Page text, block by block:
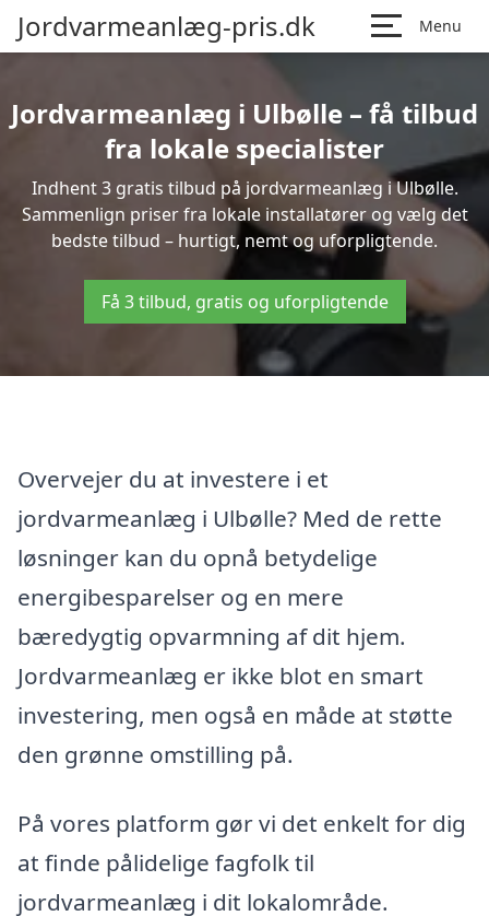
Jordvarmeanlæg-pris.dk Menu
Jordvarmeanlæg i Ulbølle – få tilbud
fra lokale specialister
Indhent 3 gratis tilbud på jordvarmeanlæg i Ulbølle.
Sammenlign priser fra lokale installatører og vælg det
bedste tilbud – hurtigt, nemt og uforpligtende.
Få 3 tilbud, gratis og uforpligtende
Overvejer du at investere i et
jordvarmeanlæg i Ulbølle? Med de rette
løsninger kan du opnå betydelige
energibesparelser og en mere
bæredygtig opvarmning af dit hjem.
Jordvarmeanlæg er ikke blot en smart
investering, men også en måde at støtte
den grønne omstilling på.
På vores platform gør vi det enkelt for dig
at finde pålidelige fagfolk til
jordvarmeanlæg i dit lokalområde.